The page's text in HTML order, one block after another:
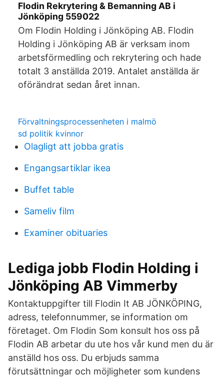
Flodin Rekrytering & Bemanning AB i
Jönköping 559022
Om Flodin Holding i Jönköping AB. Flodin
Holding i Jönköping AB är verksam inom
arbetsförmedling och rekrytering och hade
totalt 3 anställda 2019. Antalet anställda är
oförändrat sedan året innan.
Förvaltningsprocessenheten i malmö
sd politik kvinnor
Olagligt att jobba gratis
Engangsartiklar ikea
Buffet table
Sameliv film
Examiner obituaries
Lediga jobb Flodin Holding i
Jönköping AB Vimmerby
Kontaktuppgifter till Flodin It AB JÖNKÖPING,
adress, telefonnummer, se information om
företaget. Om Flodin Som konsult hos oss på
Flodin AB arbetar du ute hos vår kund men du är
anställd hos oss. Du erbjuds samma
förutsättningar och möjligheter som kundens